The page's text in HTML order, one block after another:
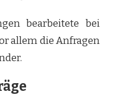
bearbeitete bei
allem die Anfragen